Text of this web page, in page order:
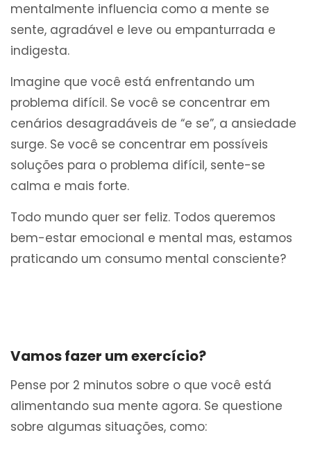
mentalmente influencia como a mente se
sente, agradável e leve ou empanturrada e
indigesta.
Imagine que você está enfrentando um
problema difícil. Se você se concentrar em
cenários desagradáveis de “e se”, a ansiedade
surge. Se você se concentrar em possíveis
soluções para o problema difícil, sente-se
calma e mais forte.
Todo mundo quer ser feliz. Todos queremos
bem-estar emocional e mental mas, estamos
praticando um consumo mental consciente?
Vamos fazer um exercício?
Pense por 2 minutos sobre o que você está
alimentando sua mente agora. Se questione
sobre algumas situações, como: